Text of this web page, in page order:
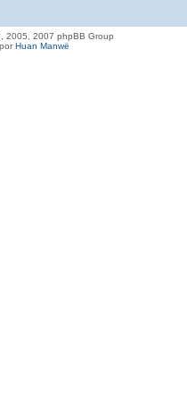
2005, 2007 phpBB Group
Huan Manwë